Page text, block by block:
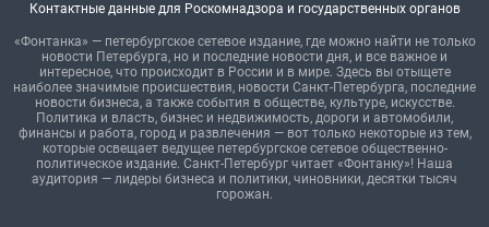
Контактные данные для Роскомнадзора и государственных органов
«Фонтанка» — петербургское сетевое издание, где можно найти не только
новости Петербурга, но и последние новости дня, и все важное и
интересное, что происходит в России и в мире. Здесь вы отыщете
наиболее значимые происшествия, новости Санкт-Петербурга, последние
новости бизнеса, а также события в обществе, культуре, искусстве.
Политика и власть, бизнес и недвижимость, дороги и автомобили,
финансы и работа, город и развлечения — вот только некоторые из тем,
которые освещает ведущее петербургское сетевое общественно-
политическое издание. Санкт-Петербург читает «Фонтанку»! Наша
аудитория — лидеры бизнеса и политики, чиновники, десятки тысяч
горожан.